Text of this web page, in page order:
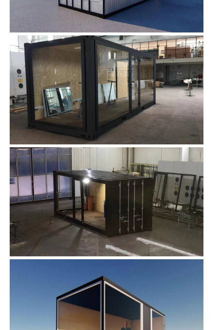
Двери
Новости
Дизайнерам
Цены на метеллоконструкции и
изделия из металла
+7 (4012) 797-039
+7 (962) 257-27-70
Получить расчет
Оставить заявку